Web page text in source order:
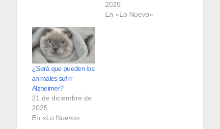
2025
En «Lo Nuevo»
¿Será que pueden los
animales sufrir
Alzheimer?
21 de diciembre de
2025
En «Lo Nuevo»